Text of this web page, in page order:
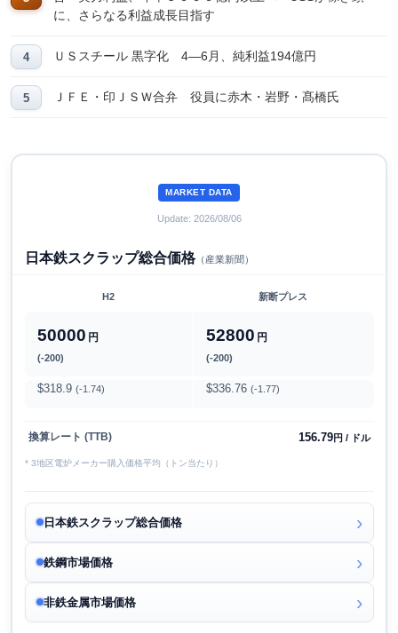
に、さらなる利益成長目指す
ＵＳスチール 黒字化 4―6月、純利益194億円
ＪＦＥ・印ＪＳＷ合弁 役員に赤木・岩野・髙橋氏
MARKET DATA
Update: 2026/08/06
日本鉄スクラップ総合価格（産業新聞）
H2 新断プレス
50000 円
(-200)
52800 円
(-200)
$318.9 (-1.74) $336.76 (-1.77)
換算レート (TTB) 156.79円 / ドル
* 3地区電炉メーカー購入価格平均（トン当たり）
日本鉄スクラップ総合価格
鉄鋼市場価格
非鉄金属市場価格